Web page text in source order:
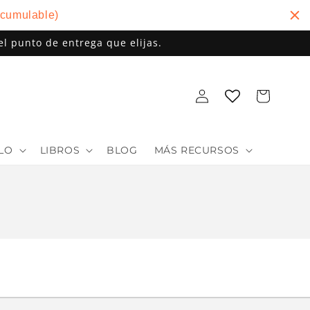
punto de entrega que elijas.
LIBROS BLOG MÁS RECURSOS
sesión
Carrito